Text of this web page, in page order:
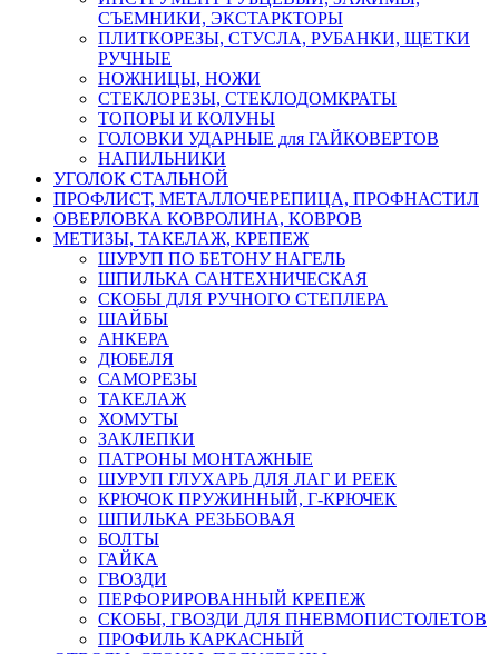
СЪЕМНИКИ, ЭКСТАРКТОРЫ
ПЛИТКОРЕЗЫ, СТУСЛА, РУБАНКИ, ЩЕТКИ
РУЧНЫЕ
НОЖНИЦЫ, НОЖИ
СТЕКЛОРЕЗЫ, СТЕКЛОДОМКРАТЫ
ТОПОРЫ И КОЛУНЫ
ГОЛОВКИ УДАРНЫЕ для ГАЙКОВЕРТОВ
НАПИЛЬНИКИ
УГОЛОК СТАЛЬНОЙ
ПРОФЛИСТ, МЕТАЛЛОЧЕРЕПИЦА, ПРОФНАСТИЛ
ОВЕРЛОВКА КОВРОЛИНА, КОВРОВ
МЕТИЗЫ, ТАКЕЛАЖ, КРЕПЕЖ
ШУРУП ПО БЕТОНУ НАГЕЛЬ
ШПИЛЬКА САНТЕХНИЧЕСКАЯ
СКОБЫ ДЛЯ РУЧНОГО СТЕПЛЕРА
ШАЙБЫ
АНКЕРА
ДЮБЕЛЯ
САМОРЕЗЫ
ТАКЕЛАЖ
ХОМУТЫ
ЗАКЛЕПКИ
ПАТРОНЫ МОНТАЖНЫЕ
ШУРУП ГЛУХАРЬ ДЛЯ ЛАГ И РЕЕК
КРЮЧОК ПРУЖИННЫЙ, Г-КРЮЧЕК
ШПИЛЬКА РЕЗЬБОВАЯ
БОЛТЫ
ГАЙКА
ГВОЗДИ
ПЕРФОРИРОВАННЫЙ КРЕПЕЖ
СКОБЫ, ГВОЗДИ ДЛЯ ПНЕВМОПИСТОЛЕТОВ
ПРОФИЛЬ КАРКАСНЫЙ